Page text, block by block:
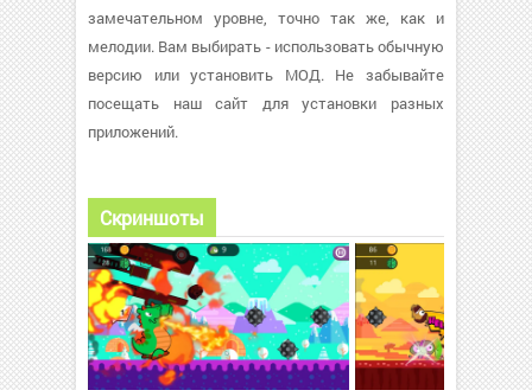
замечательном уровне, точно так же, как и
мелодии. Вам выбирать - использовать обычную
версию или установить МОД. Не забывайте
посещать наш сайт для установки разных
приложений.
Скриншоты